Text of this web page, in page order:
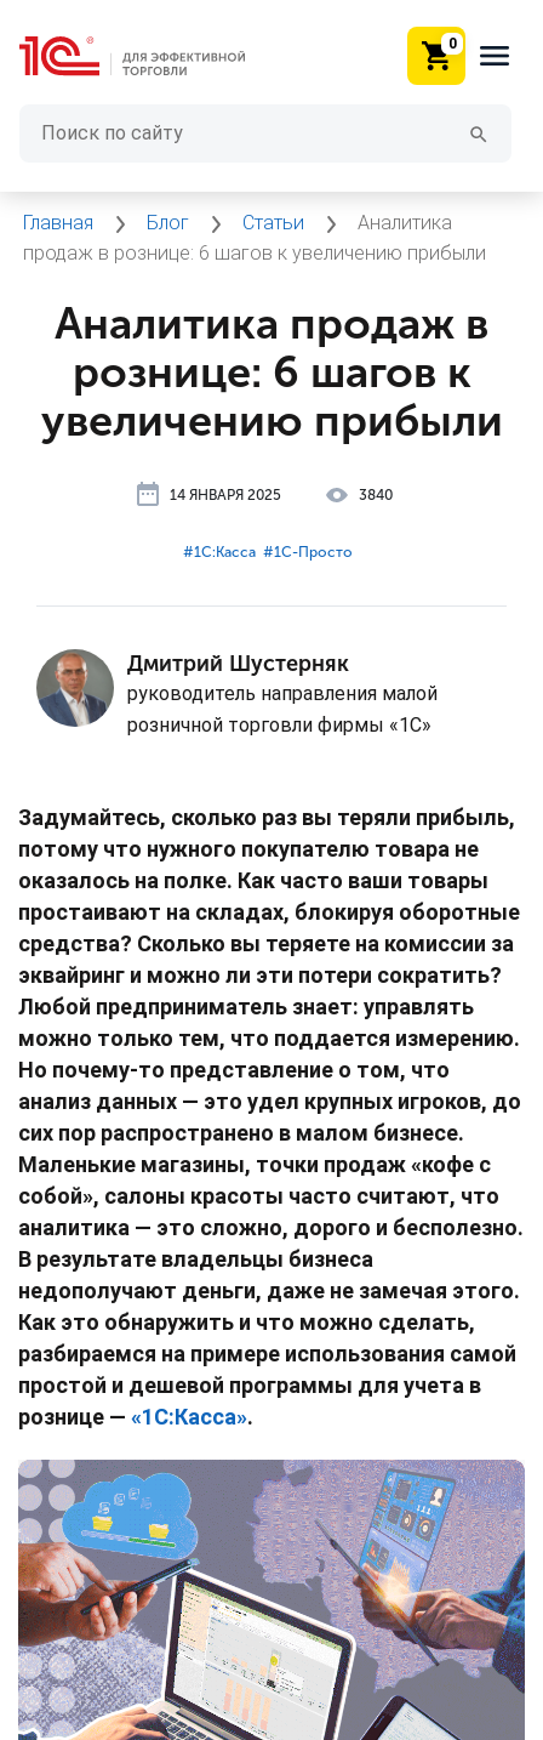
0
Главная Блог Статьи
Аналитика
продаж в рознице: 6 шагов к увеличению прибыли
Аналитика продаж в
рознице: 6 шагов к
увеличению прибыли
14 ЯНВАРЯ 2025 3840
#⁣1С:Касса #⁣1С-Просто
Дмитрий Шустерняк
руководитель направления малой
розничной торговли фирмы «1С»
Задумайтесь, сколько раз вы теряли прибыль,
потому что нужного покупателю товара не
оказалось на полке. Как часто ваши товары
простаивают на складах, блокируя оборотные
средства? Сколько вы теряете на комиссии за
эквайринг и можно ли эти потери сократить?
Любой предприниматель знает: управлять
можно только тем, что поддается измерению.
Но почему-то представление о том, что
анализ данных — это удел крупных игроков, до
сих пор распространено в малом бизнесе.
Маленькие магазины, точки продаж «кофе с
собой», салоны красоты часто считают, что
аналитика — это сложно, дорого и бесполезно.
В результате владельцы бизнеса
недополучают деньги, даже не замечая этого.
Как это обнаружить и что можно сделать,
разбираемся на примере использования самой
простой и дешевой программы для учета в
рознице — «1С:Касса».